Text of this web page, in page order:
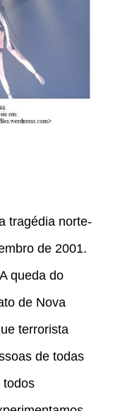
tragédia norte-
de 2001.
queda do
de Nova
terrorista
de todas
todos